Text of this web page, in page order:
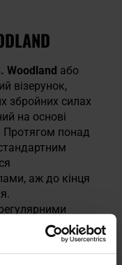
Woodland або
візерунок,
збройних силах
на основі
Протягом понад
аж до кінця
забезпечує
властивості,